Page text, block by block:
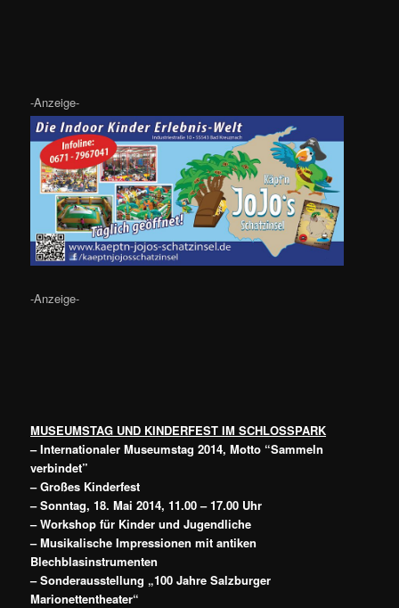
-Anzeige-
-Anzeige-
MUSEUMSTAG UND KINDERFEST IM SCHLOSSPARK
– Internationaler Museumstag 2014, Motto “Sammeln
verbindet”
– Großes Kinderfest
– Sonntag, 18. Mai 2014, 11.00 – 17.00 Uhr
– Workshop für Kinder und Jugendliche
– Musikalische Impressionen mit antiken
Blechblasinstrumenten
– Sonderausstellung „100 Jahre Salzburger
Marionettentheater“